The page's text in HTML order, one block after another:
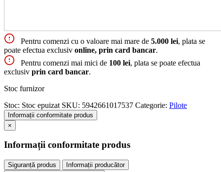
Pentru comenzi cu o valoare mai mare de 5.000 lei, plata se
poate efectua exclusiv online, prin card bancar.
Pentru comenzi mai mici de 100 lei, plata se poate efectua
exclusiv prin card bancar.
Stoc furnizor
Stoc: Stoc epuizat SKU: 5942661017537 Categorie: Pilote
Informații conformitate produs
×
Informații conformitate produs
Siguranță produs
Informații producător